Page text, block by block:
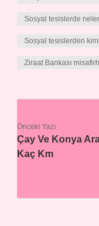
Sosyal tesislerde
Sosyal tesislerden
Ziraat Bankası
Önceki Yazı
Çay Ve Konya
Kaç Km